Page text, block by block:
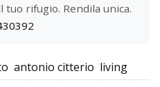
tuo rifugio. Rendila unica.
antonio citterio living